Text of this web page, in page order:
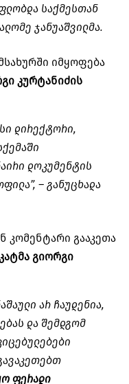
საქმესთან
ჯანუაშვილმა.
იმყოფება
კურტანიძის
დირექტორი,
დოკუმენტის
– განუცხადა
კომენტარი გააკეთა
გიორგი
არ ჩაუდენია,
და შემდგომ
ფერადი